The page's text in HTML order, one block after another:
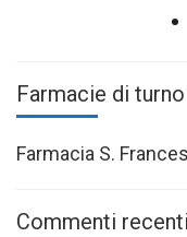
Farmacie di turno
Farmacia S.
Commenti recenti